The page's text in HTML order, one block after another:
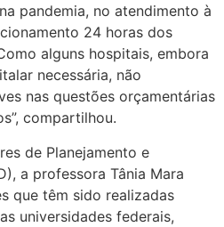
pandemia, no atendimento à
24 horas dos
alguns hospitais, embora
necessária, não
nas questões orçamentárias
compartilhou.
de Planejamento e
a professora Tânia Mara
que têm sido realizadas
universidades federais,